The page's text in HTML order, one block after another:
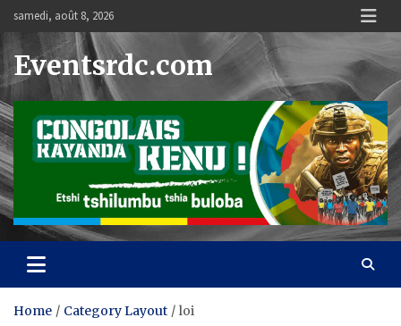
content
samedi, août 8, 2026
Eventsrdc.com
Home Category Layout loi